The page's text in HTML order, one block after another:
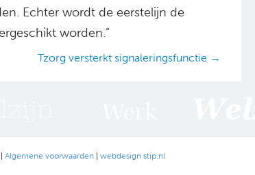
Echter wordt de eerstelijn de
worden.”
Tzorg versterkt signaleringsfunctie →
| Algemene voorwaarden | webdesign stip.nl